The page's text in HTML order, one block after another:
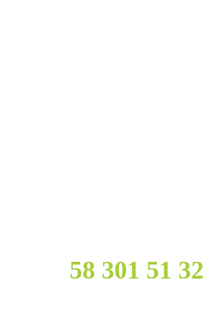
58 301 51 32